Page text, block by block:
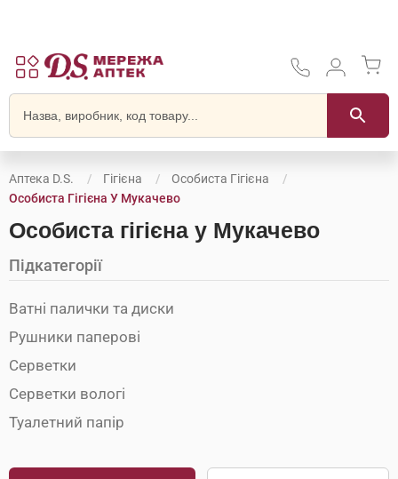
Аптека D.S. Гігієна
Особиста Гігієна
Особиста Гігієна У Мукачево
Особиста гігієна у Мукачево
Підкатегорії
Ватні палички та диски
Рушники паперові
Серветки
Серветки вологі
Туалетний папір